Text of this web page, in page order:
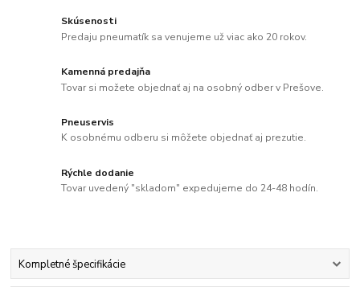
Skúsenosti
Predaju pneumatík sa venujeme už viac ako 20 rokov.
Kamenná predajňa
Tovar si možete objednať aj na osobný odber v Prešove.
Pneuservis
K osobnému odberu si môžete objednať aj prezutie.
Rýchle dodanie
Tovar uvedený "skladom" expedujeme do 24-48 hodín.
Kompletné špecifikácie